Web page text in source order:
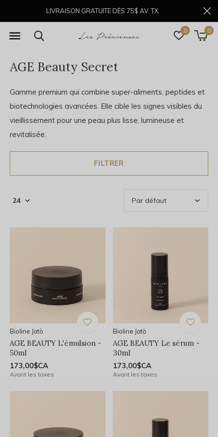
0 0
LIVRAISON GRATUITE DÈS 75$ AV. TX.
AGE Beauty Secret
Gamme premium qui combine super-aliments, peptides et
biotechnologies avancées. Elle cible les signes visibles du
vieillissement pour une peau plus lisse, lumineuse et
revitalisée.
FILTRER
Bioline Jatò
AGE BEAUTY L'émulsion -
50ml
173,00$CA
Avant les taxes
Bioline Jatò
AGE BEAUTY Le sérum -
30ml
173,00$CA
Avant les taxes